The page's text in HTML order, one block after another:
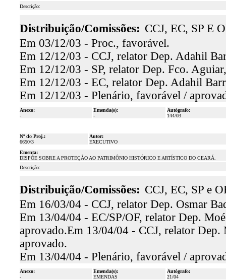
Descrição:
Distribuição/Comissões: CCJ, EC, SP E
Em 03/12/03 - Proc., favorável.
Em 12/12/03 - CCJ, relator Dep. Adahil
Em 12/12/03 - SP, relator Dep. Fco.
Em 12/12/03 - EC, relator Dep. Adahil
Em 12/12/03 - Plenário, favorável /
Anexo:
-
Emenda(s):
-
Autógrafo:
144/03
Nº do Proj.:
6650/3
Autor:
EXECUTIVO
Ementa:
DISPÕE SOBRE A PROTEÇÃO AO PATRIMÔNIO HISTÓRICO E ARTÍSTICO DO CEARÁ.
Descrição:
Distribuição/Comissões: CCJ, EC, SP e
Em 16/03/04 - CCJ, relator Dep. Osmar
Em 13/04/04 - EC/SP/OF, relator Dep.
aprovado.Em 13/04/04 - CCJ, relator
aprovado.
Em 13/04/04 - Plenário, favorável /
Anexo:
-
Emenda(s):
EMENDAS
Autógrafo:
21/04